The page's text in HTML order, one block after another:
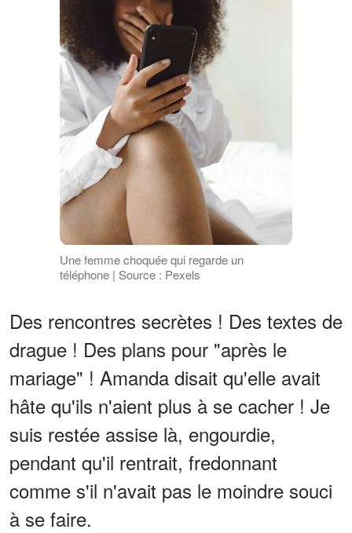
Une femme choquée qui regarde un
téléphone | Source : Pexels
Des rencontres secrètes ! Des textes de
drague ! Des plans pour "après le
mariage" ! Amanda disait qu'elle avait
hâte qu'ils n'aient plus à se cacher ! Je
suis restée assise là, engourdie,
pendant qu'il rentrait, fredonnant
comme s'il n'avait pas le moindre souci
à se faire.